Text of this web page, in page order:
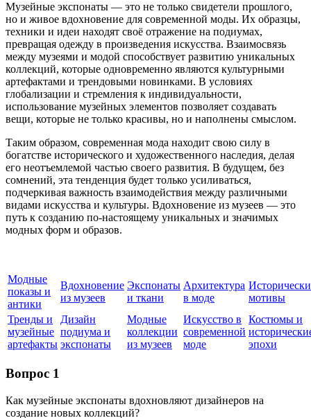
Музейные экспонаты — это не только свидетели прошлого,
но и живое вдохновение для современной моды. Их образцы,
техники и идеи находят своё отражение на подиумах,
превращая одежду в произведения искусства. Взаимосвязь
между музеями и модой способствует развитию уникальных
коллекций, которые одновременно являются культурными
артефактами и трендовыми новинками. В условиях
глобализации и стремления к индивидуальности,
использование музейных элементов позволяет создавать
вещи, которые не только красивы, но и наполнены смыслом.
Таким образом, современная мода находит свою силу в
богатстве исторического и художественного наследия, делая
его неотъемлемой частью своего развития. В будущем, без
сомнений, эта тенденция будет только усиливаться,
подчеркивая важность взаимодействия между различными
видами искусства и культуры. Вдохновение из музеев — это
путь к созданию по-настоящему уникальных и значимых
модных форм и образов.
Модные
показы и
антики
Вдохновение
из музеев
Экспонаты
и ткани
Архитектура
в моде
мотивы
Тренды и
музейные
артефакты
Дизайн
подиума и
экспонаты
Модные
коллекции
из музеев
Искусство в
современной
моде
Костюмы и
эпохи
Вопрос 1
Как музейные экспонаты вдохновляют дизайнеров на
создание новых коллекций?